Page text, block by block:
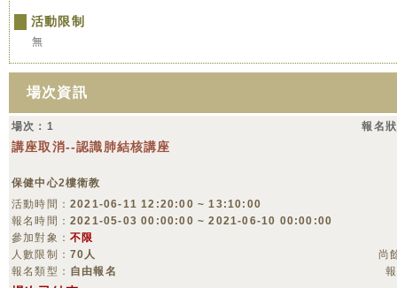
活動限制
無
場次資訊
場次：1 報名
講座取消--認識肺結核講座
保健中心2樓衛教
活動時間： 2021-06-11 12:20:00 ~ 13:10:00
報名時間： 2021-05-03 00:00:00 ~ 2021-06-10 00:00:00
參加對象： 不限
人數限制： 70人
尚
報名類型： 自由報名